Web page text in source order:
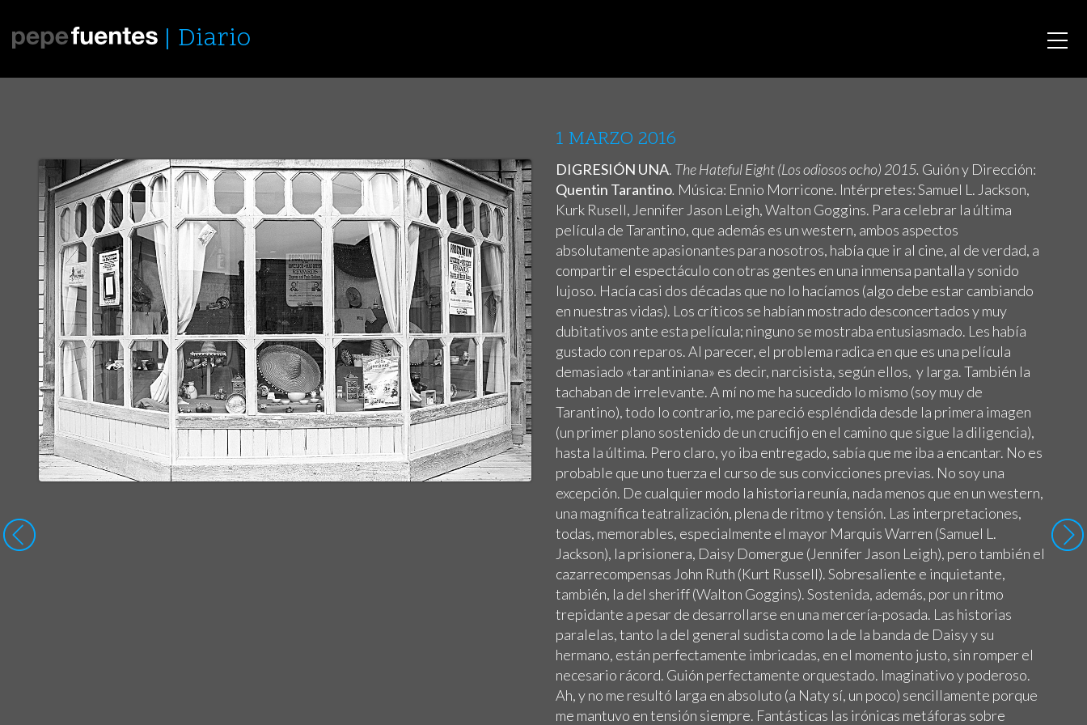
Diario
1 MARZO 2016
DIGRESIÓN UNA. The Hateful Eight (Los odiosos ocho) 2015. Guión y Dirección:
Quentin Tarantino. Música: Ennio Morricone. Intérpretes: Samuel L. Jackson,
Kurk Rusell, Jennifer Jason Leigh, Walton Goggins. Para celebrar la última
película de Tarantino, que además es un western, ambos aspectos
absolutamente apasionantes para nosotros, había que ir al cine, al de verdad, a
compartir el espectáculo con otras gentes en una inmensa pantalla y sonido
lujoso. Hacía casi dos décadas que no lo hacíamos (algo debe estar cambiando
en nuestras vidas). Los críticos se habían mostrado desconcertados y muy
dubitativos ante esta película; ninguno se mostraba entusiasmado. Les había
gustado con reparos. Al parecer, el problema radica en que es una película
demasiado «tarantiniana» es decir, narcisista, según ellos, y larga. También la
tachaban de irrelevante. A mí no me ha sucedido lo mismo (soy muy de
Tarantino), todo lo contrario, me pareció espléndida desde la primera imagen
(un primer plano sostenido de un crucifijo en el camino que sigue la diligencia),
hasta la última. Pero claro, yo iba entregado, sabía que me iba a encantar. No es
probable que uno tuerza el curso de sus convicciones previas. No soy una
excepción. De cualquier modo la historia reunía, nada menos que en un western,
una magnífica teatralización, plena de ritmo y tensión. Las interpretaciones,
todas, memorables, especialmente el mayor Marquis Warren (Samuel L.
Jackson), la prisionera, Daisy Domergue (Jennifer Jason Leigh), pero también el
cazarrecompensas John Ruth (Kurt Russell). Sobresaliente e inquietante,
también, la del sheriff (Walton Goggins). Sostenida, además, por un ritmo
trepidante a pesar de desarrollarse en una mercería-posada. Las historias
paralelas, tanto la del general sudista como la de la banda de Daisy y su
hermano, están perfectamente imbricadas, en el momento justo, sin romper el
necesario rácord. Guión perfectamente orquestado. Imaginativo y poderoso.
Ah, y no me resultó larga en absoluto (a Naty sí, un poco) sencillamente porque
me mantuvo en tensión siempre. Fantásticas las irónicas metáforas sobre